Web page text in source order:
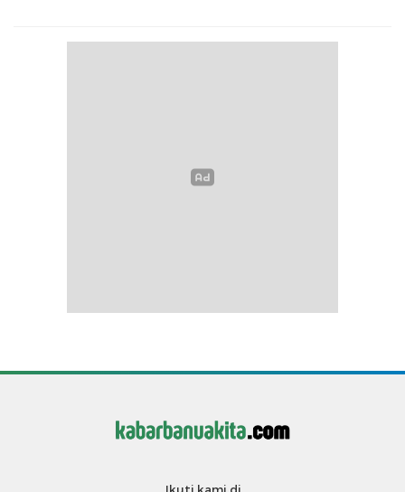
Ikuti kami di